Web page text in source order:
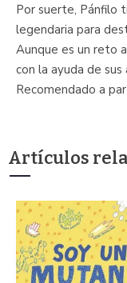
Por suerte, Pánfilo
legendaria para
Aunque es un reto
con la ayuda de
Recomendado a
Artículos